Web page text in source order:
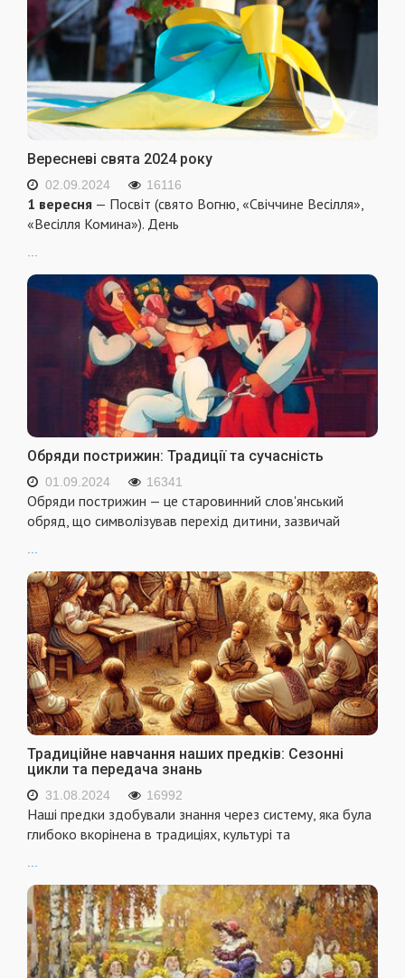
Вересневі свята 2024 року
02.09.2024 16116
1 вересня — Посвіт (свято Вогню, «Свіччине Весілля»,
«Весілля Комина»). День
Обряди пострижин: Традиції та сучасність
01.09.2024 16341
Обряди пострижин — це старовинний слов'янський
обряд, що символізував перехід дитини, зазвичай
...
Традиційне навчання наших предків: Сезонні
цикли та передача знань
31.08.2024 16992
Наші предки здобували знання через систему, яка була
глибоко вкорінена в традиціях, культурі та